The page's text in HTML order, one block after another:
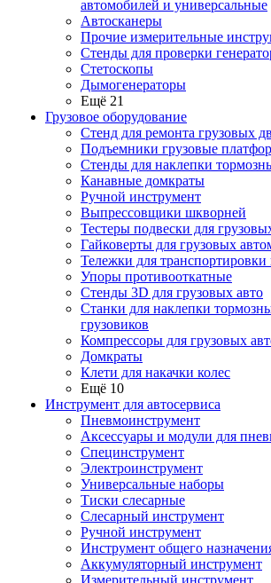
автомобилей и универсальные
Автосканеры
Прочие измерительные
Стенды для проверки
Стетоскопы
Дымогенераторы
Ещё 21
Грузовое оборудование
Стенд для ремонта грузовых
Подъемники грузовые
Стенды для наклепки
Канавные домкраты
Ручной инструмент
Выпрессовщики шкворней
Тестеры подвески для
Гайковерты для грузовых
Тележки для транспортировки
Упоры противооткатные
Стенды 3D для грузовых авто
Станки для наклепки
грузовиков
Компрессоры для грузовых
Домкраты
Клети для накачки колес
Ещё 10
Инструмент для автосервиса
Пневмоинструмент
Аксессуары и модули для
Специнструмент
Электроинструмент
Универсальные наборы
Тиски слесарные
Слесарный инструмент
Ручной инструмент
Инструмент общего
Аккумуляторный инструмент
Измерительный инструмент